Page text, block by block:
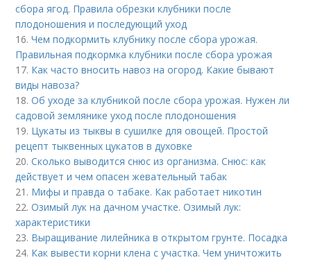
сбора ягод. Правила обрезки клубники после
плодоношения и последующий уход
16.Чем подкормить клубнику после сбора урожая.
Правильная подкормка клубники после сбора урожая
17. Как часто вносить навоз на огород. Какие бывают
виды навоза?
18.Об уходе за клубникой после сбора урожая. Нужен ли
садовой землянике уход после плодоношения
19. Цукаты из тыквы в сушилке для овощей. Простой
рецепт тыквенных цукатов в духовке
20.Сколько выводится снюс из организма. Снюс: как
действует и чем опасен жевательный табак
21. Мифы и правда о табаке. Как работает никотин
22.Озимый лук на дачном участке. Озимый лук:
характеристики
23. Выращивание лилейника в открытом грунте. Посадка
24. Как вывести корни клена с участка. Чем уничтожить